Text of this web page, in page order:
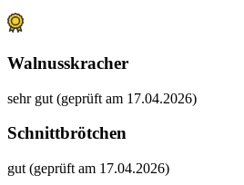
Walnusskracher
sehr gut (geprüft am 17.04.2026)
Schnittbrötchen
gut (geprüft am 17.04.2026)